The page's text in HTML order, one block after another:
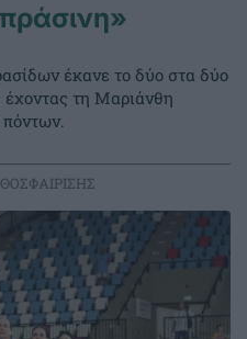
έκανε το δύο στα δύο
έχοντας τη Μαριάνθη